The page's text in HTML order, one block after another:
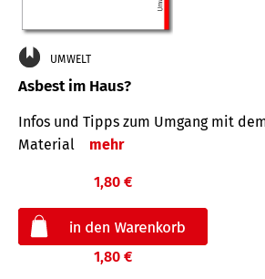
UMWELT
Asbest im Haus?
Infos und Tipps zum Um­gang mit
Mate­rial
mehr
1,80 €
1,80 €